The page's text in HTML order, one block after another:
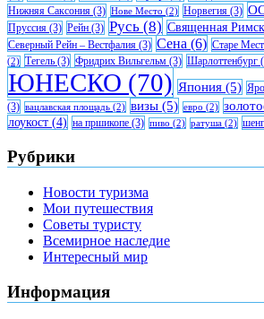
Нижняя Саксония (3) Нове Место (2) Норвегия (3)
Пруссия (3) Рейн (3) Русь (8) Священная
Северный Рейн – Вестфалия (3) Сена (6) Старе
(2) Тегель (3) Фридрих Вильгельм (3) Шарлоттенбург
ЮНЕСКО (70) Япония (5)
(3) вацлавская площадь (2) визы (5) евро (2)
лоукост (4) на пршикопе (3) пиво (2) ратуша (2)
Рубрики
Новости туризма
Мои путешествия
Советы туристу
Всемирное наследие
Интересный мир
Информация